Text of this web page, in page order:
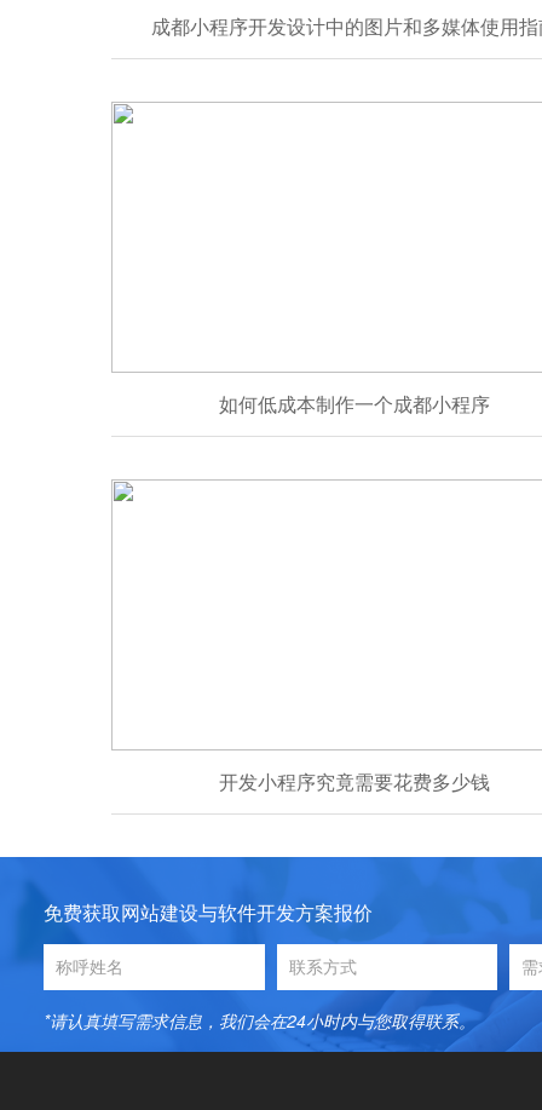
成都小程序开发设计中的图片和多媒体使用
如何低成本制作一个成都小程序
开发小程序究竟需要花费多少钱
免费获取网站建设与软件开发方案报价
*请认真填写需求信息，我们会在24小时内与您取得联系。